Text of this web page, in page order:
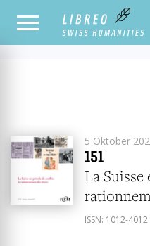
ALLE
ERSCHEINUNGSJAHR
5 Oktober
151
La Suisse en période de conflit : le
ISSN: 1012-4012